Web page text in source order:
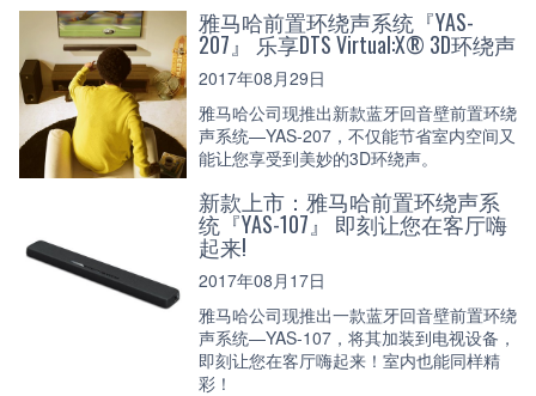
雅马哈前置环绕声系统『YAS-
207』 乐享DTS Virtual:X® 3D环绕声
2017年08月29日
雅马哈公司现推出新款蓝牙回音壁前置环绕
声系统—YAS-207，不仅能节省室内空间又
能让您享受到美妙的3D环绕声。
新款上市：雅马哈前置环绕声系
统『YAS-107』 即刻让您在客厅嗨
起来!
2017年08月17日
雅马哈公司现推出一款蓝牙回音壁前置环绕
声系统—YAS-107，将其加装到电视设备，
即刻让您在客厅嗨起来！室内也能同样精
彩！